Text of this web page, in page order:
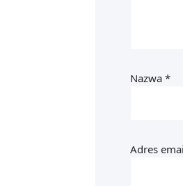
Nazwa *
Adres